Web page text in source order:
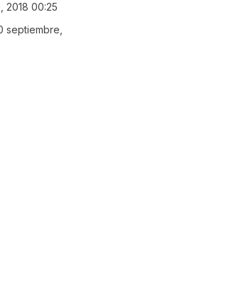
2018 00:25
septiembre,